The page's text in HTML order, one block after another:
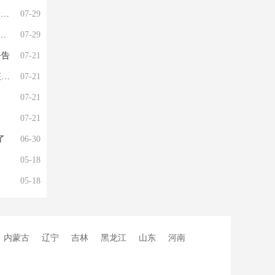
07-29
07-29
07-21
07-21
07-21
07-21
06-30
05-18
05-18
内蒙古 辽宁 吉林 黑龙江 山东 河南